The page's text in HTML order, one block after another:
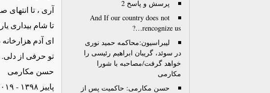
آری ، تا انتهای
تا شام بیداری
ای آدم
تو حرفی از دلی.
حسن مکارمی
پاییز ۱۳۹۸ - ۲۰۱۹پاریس
پرسش و پاسخ 2
And If our country does not
rencognize us…?
لیبراسیون:محاکمه حمید نوری
در سوئد، گریبان ابراهیم رئیسی را
خواهد گرفت/مصاحبه با شورا
مکارمی
حسن مکارمی: حاکمیت پس از